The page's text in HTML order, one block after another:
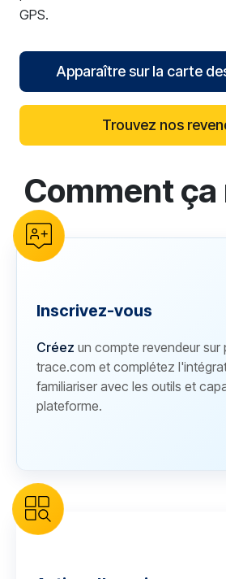
GPS.
Apparaître sur la carte
Trouvez nos
reCAPTCHA verification
Comment
Inscrivez-vous
Créez un compte revendeur sur
trace.com et complétez
familiariser avec les outils et
plateforme.